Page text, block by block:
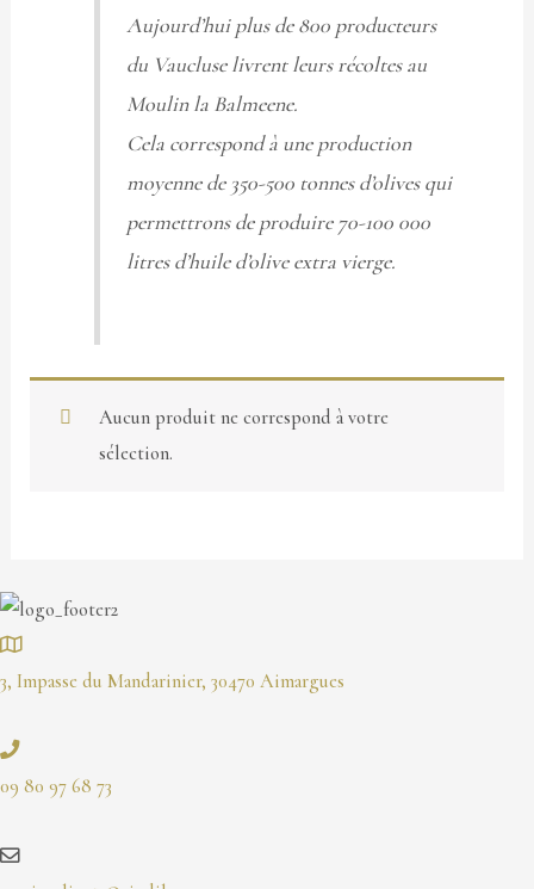
Aujourd’hui plus de 800 producteurs
du Vaucluse livrent leurs récoltes au
Moulin la Balmeene.
Cela correspond à une production
moyenne de 350-500 tonnes d’olives qui
permettrons de produire 70-100 000
litres d’huile d’olive extra vierge.
Aucun produit ne correspond à votre
sélection.
3, Impasse du Mandarinier, 30470 Aimargues
09 80 97 68 73